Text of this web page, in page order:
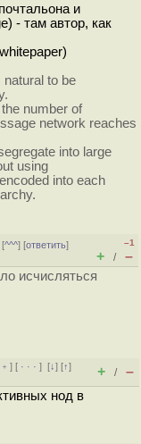
и
- там автор, как
to be
number of
network reaches
into large
using
into each
[^^^] [ответить]
–1
+ / –
исчисляться
] [ · · ·][↓] [↑]
+ / –
нод в